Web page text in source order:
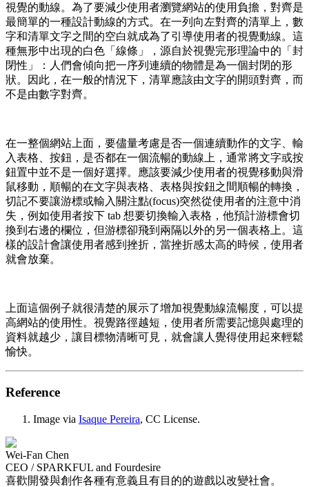
視覺的動線。為了要減少使用者瀏覽網站的使用負擔，對齊是
最簡單的一種設計動線的方式。在一列向左對齊的清單上，數
字和清單文字之間的空白就成為了引導使用者的視覺動線。這
種無形中出現的白色「線條」，源自於視覺完形理論中的「封
閉性」：人們會傾向把一序列連續的物體是為一個封閉的形
狀。因此，在一般的情況下，清單應該由文字的開頭對齊，而
不是由數字對齊。
在一整個網站上面，要儘量考慮是否一個連續動作的文字、輸
入表格、按鈕，是否都在一個流暢的動線上，通常將文字或按
鈕置中並不是一個好選擇。應該要減少使用者的視覺移動與滑
鼠移動，順暢的在文字與表格、表格與按鈕之間順暢的轉換，
切記不要讓游標或輸入關注點(focus)突然從使用者的注意中消
失，例如使用者按下 tab 想要切換輸入表格，他預計游標會切
換到右邊的欄位，但游標卻飛到兩隔以外的另一個表格上。這
樣的設計會讓使用者感到挫折，當挫折感太高的時候，使用者
就會放棄。
上面這個例子就很清楚的展示了增加視覺動線流暢度，可以提
高網站的使用性。視覺路徑越短，使用者所需要記憶與處理的
資料就越少，讓目標物清晰可見，就會讓人覺得使用起來輕鬆
愉快。
Reference
Image via Isaque Pereira, CC License.
Wei-Fan Chen
CEO / SPARKFUL and Fourdesire
喜歡開發與創作各種有意義且有目的的遊戲以改變社會。